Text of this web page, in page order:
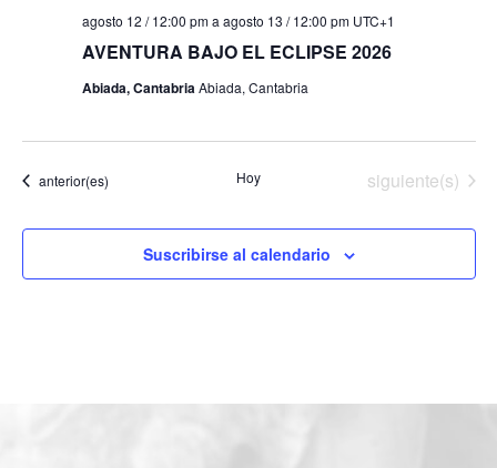
AVENTURA BAJO EL ECLIPSE 2026
agosto 12 / 12:00 pma agosto 13 / 12:00 pm UTC+1
Abiada, CantabriaAbiada, Cantabria
Eventos
anterior(es) Hoy Eventos
siguiente(s)
Suscribirse al calendario